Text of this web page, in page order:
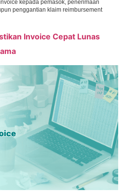
kepada pemasok, penerimaan
penggantian klaim reimbursement
Invoice Cepat Lunas